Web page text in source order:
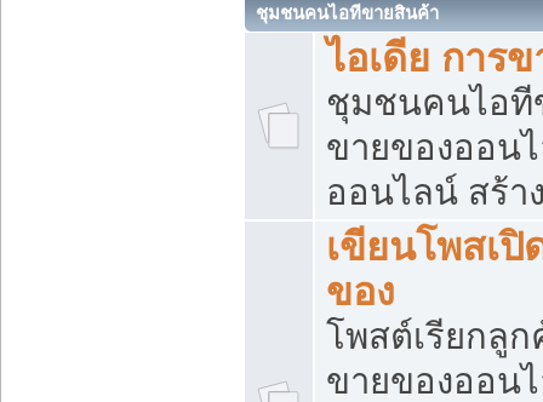
ชุมชนคนไอทีขายสินค้า
ไอเดีย การ
ชุมชนคนไอที
ขายของออน
ออนไลน์ สร้า
เขียนโพสเปิ
ของ
โพสต์เรียกลู
ขายของออน